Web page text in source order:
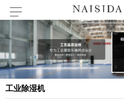
工业除湿机